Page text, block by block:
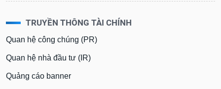
TRUYỀN THÔNG TÀI CHÍNH
Quan hệ công chúng (PR)
Quan hệ nhà đầu tư (IR)
Quảng cáo banner